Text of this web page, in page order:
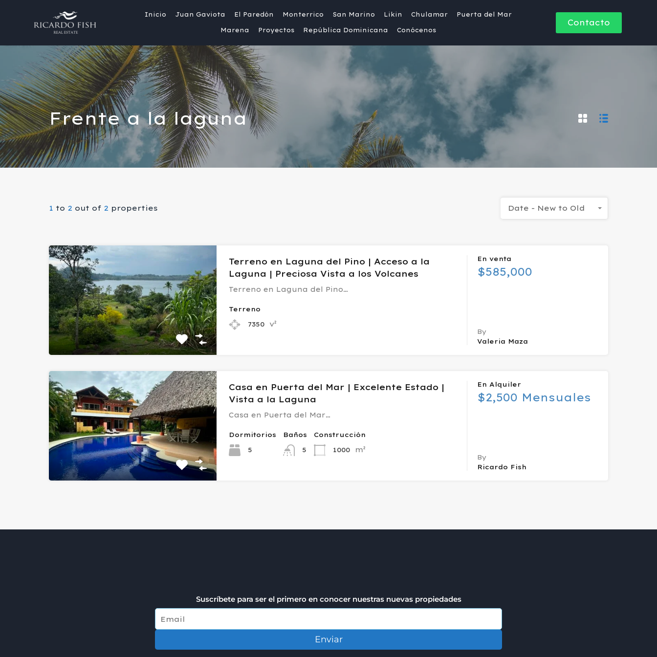
Inicio Juan Gaviota El Paredón Monterrico San Marino Likin Chulamar Puerta del Mar
Marena Proyectos República Dominicana Conócenos
Contacto
Frente a la laguna
1 to 2 out of 2 properties Date - New to Old
Terreno en Laguna del Pino | Acceso a la
Laguna | Preciosa Vista a los Volcanes
Terreno en Laguna del Pino…
Terreno
7350
v²
En venta
$585,000
By
Valeria Maza
Casa en Puerta del Mar | Excelente Estado |
Vista a la Laguna
Casa en Puerta del Mar…
Dormitorios
5
Baños
5
Construcción
1000
m²
En Alquiler
$2,500 Mensuales
By
Ricardo Fish
Suscríbete para ser el primero en conocer nuestras nuevas propiedades
Enviar